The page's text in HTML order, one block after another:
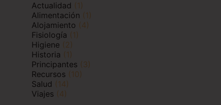
Actualidad (1)
Alimentación (1)
Alojamiento (4)
Fisiología (1)
Higiene (2)
Historia (1)
Principantes (3)
Recursos (10)
Salud (14)
Viajes (4)